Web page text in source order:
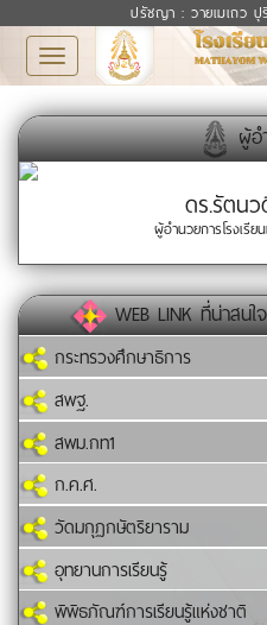
ปรัชญา : วายเมเถว
Toggle
navigation
ผู้อ
ดร.รัตน
ผู้อำนวยการโรงเรี
WEB LINK ที่น่าสนใจ
กระทรวงศึกษาธิการ
สพฐ.
สพม.กท1
ก.ค.ศ.
วัดมกุฏกษัตริยาราม
อุทยานการเรียนรู้
พิพิธภัณฑ์การเรียนรู้แห่งชาติ